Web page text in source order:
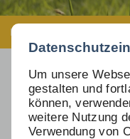
Um unsere
gestalten und
können,
weitere Nutzung
Verwendung von
Rundschreiben
Beschlüsse
Versicherung
Honigmarkt
Downloads
Newsletter